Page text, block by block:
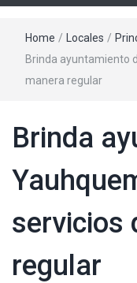
Home / Locales /
Brinda ayuntamiento
manera regular
Brinda
servicios
regular